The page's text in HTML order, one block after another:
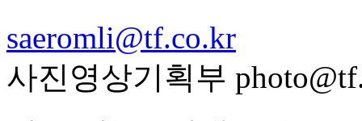
saeromli@tf.co.kr
사진영상기획부